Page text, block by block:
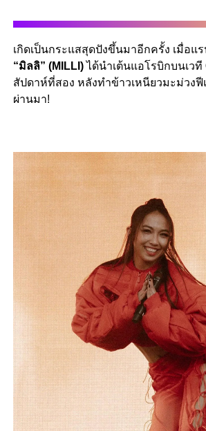
เกิดเป็นกระแสสุดปังขึ้นมาอีกครั้ง เมื่อแ
“มิลลิ” (MILLI)ได้นำเต้นแอโรบิกบนเวที
สัปดาห์ที่สอง หลังทำข้าวเหนียวมะม่วงฟี
ผ่านมา!